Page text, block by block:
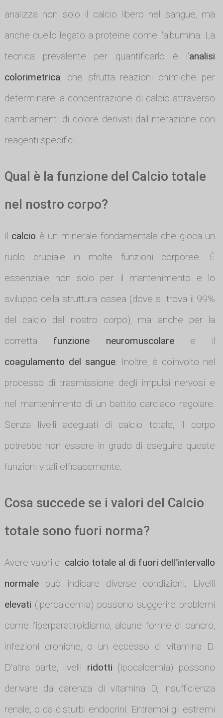
analizza non solo il calcio libero nel sangue, ma
anche quello legato a proteine come l'albumina. La
tecnica prevalente per quantificarlo è l'analisi
colorimetrica, che sfrutta reazioni chimiche per
determinare la concentrazione di calcio attraverso
cambiamenti di colore derivati dall'interazione con
reagenti specifici.
Qual è la funzione del Calcio totale
nel nostro corpo?
Il calcio è un minerale fondamentale che gioca un
ruolo cruciale in molte funzioni corporee. È
essenziale non solo per il mantenimento e lo
sviluppo della struttura ossea (dove si trova il 99%
del calcio del nostro corpo), ma anche per la
corretta funzione neuromuscolaree il
coagulamento del sangue. Inoltre, è coinvolto nel
processo di trasmissione degli impulsi nervosi e
nel mantenimento di un battito cardiaco regolare.
Senza livelli adeguati di calcio totale, il corpo
potrebbe non essere in grado di eseguire queste
funzioni vitali efficacemente.
Cosa succede se i valori del Calcio
totale sono fuori norma?
Avere valori di calcio totale al di fuori dell'intervallo
normalepuò indicare diverse condizioni. Livelli
elevati (ipercalcemia) possono suggerire problemi
come l'iperparatiroidismo, alcune forme di cancro,
infezioni croniche, o un eccesso di vitamina D.
D'altra parte, livelli ridotti (ipocalcemia) possono
derivare da carenza di vitamina D, insufficienza
renale, o da disturbi endocrini. Entrambi gli estremi